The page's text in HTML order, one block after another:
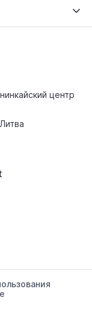
центр